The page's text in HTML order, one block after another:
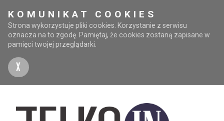
KOMUNIKAT COOKIES
Strona wykorzystuje pliki cookies. Korzystanie z serwisu
oznacza na to zgodę. Pamiętaj, że cookies zostaną zapisane w
pamięci twojej przeglądarki.
X